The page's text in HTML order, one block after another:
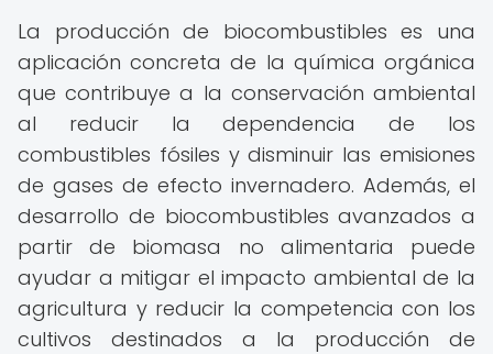
La producción de biocombustibles es una
aplicación concreta de la química orgánica
que contribuye a la conservación ambiental
al reducir la dependencia de los
combustibles fósiles y disminuir las emisiones
de gases de efecto invernadero. Además, el
desarrollo de biocombustibles avanzados a
partir de biomasa no alimentaria puede
ayudar a mitigar el impacto ambiental de la
agricultura y reducir la competencia con los
cultivos destinados a la producción de